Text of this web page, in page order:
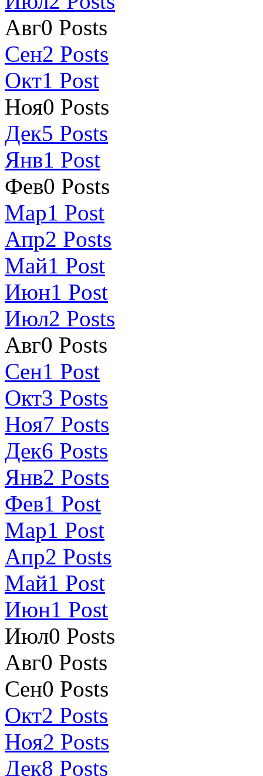
Авг0 Posts
Сен2 Posts
Окт1 Post
Ноя0 Posts
Дек5 Posts
Янв1 Post
Фев0 Posts
Мар1 Post
Апр2 Posts
Май1 Post
Июн1 Post
Июл2 Posts
Авг0 Posts
Сен1 Post
Окт3 Posts
Ноя7 Posts
Дек6 Posts
Янв2 Posts
Фев1 Post
Мар1 Post
Апр2 Posts
Май1 Post
Июн1 Post
Июл0 Posts
Авг0 Posts
Сен0 Posts
Окт2 Posts
Ноя2 Posts
Дек8 Posts